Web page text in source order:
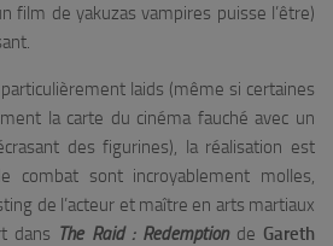
film de yakuzas vampires puisse l’être)
laids (même si certaines
la carte du cinéma fauché avec un
des figurines), la réalisation est
combat sont incroyablement molles,
de l’acteur et maître en arts martiaux
dans The Raid : Redemptionde Gareth